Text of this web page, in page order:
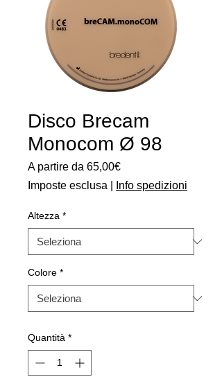
Disco Brecam
Monocom Ø 98
A partire da 65,00€Prezzo
scontato
Imposte esclusa Info spedizioni
Altezza *
Colore *
Quantità *